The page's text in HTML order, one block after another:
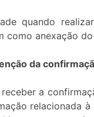
quando
anexação
da
a
relacionada